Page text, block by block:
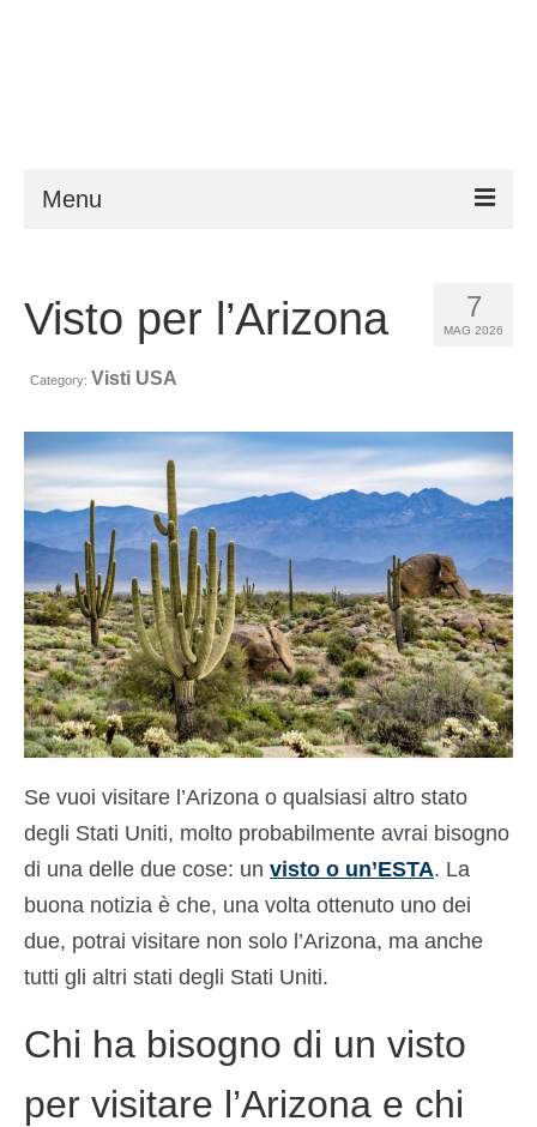
Menu
Requisiti
Aiuto
Notizie
Contatto
Richiesta
Italiano
Hrvatski(Croato)
Čeština(Ceco)
Dansk(Danese)
Nederlands Olandese
English(Inglese )
Eesti(Estone )
Français(Francese )
Deutsch(Tedesco)
7
MAG 2026
Visto per l’Arizona
Category: Visti USA
Se vuoi visitare l’Arizona o qualsiasi altro stato
degli Stati Uniti, molto probabilmente avrai bisogno
di una delle due cose: un visto o un’ESTA. La
buona notizia è che, una volta ottenuto uno dei
due, potrai visitare non solo l’Arizona, ma anche
tutti gli altri stati degli Stati Uniti.
Chi ha bisogno di un visto
per visitare l’Arizona e chi